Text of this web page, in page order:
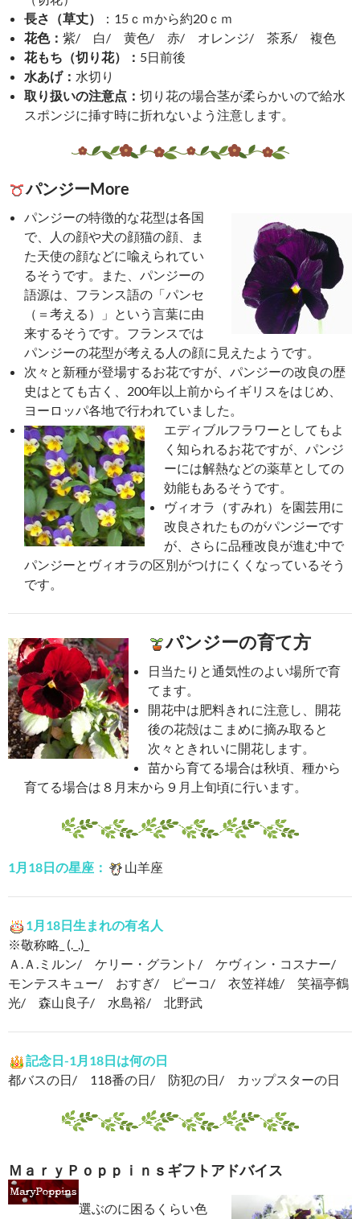
長さ（草丈）
：15ｃｍから約20ｃｍ
花色： 紫/ 白/ 黄色/ 赤/ オレンジ/ 茶系/ 複色
花もち（切り花）： 5日前後
水あげ： 水切り
取り扱いの注意点： 切り花の場合茎が柔らかいので給水
スポンジに挿す時に折れないよう注意します。
パンジーMore
パンジーの特徴的な花型は各国
で、人の顔や犬の顔猫の顔、ま
た天使の顔などに喩えられてい
るそうです。また、パンジーの
語源は、フランス語の「パンセ
（＝考える）」という言葉に由
来するそうです。フランスでは
パンジーの花型が考える人の顔に見えたようです。
次々と新種が登場するお花ですが、パンジーの改良の歴
史はとても古く、200年以上前からイギリスをはじめ、
ヨーロッパ各地で行われていました。
エディブルフラワーとしてもよ
く知られるお花ですが、パンジ
ーには解熱などの薬草としての
効能もあるそうです。
ヴィオラ（すみれ）を園芸用に
改良されたものがパンジーです
が、さらに品種改良が進む中で
パンジーとヴィオラの区別がつけにくくなっているそう
です。
パンジーの育て方
日当たりと通気性のよい場所で育
てます。
開花中は肥料きれに注意し、開花
後の花殻はこまめに摘み取ると
次々ときれいに開花します。
苗から育てる場合は秋頃、種から
育てる場合は８月末から９月上旬頃に行います。
1月18日の星座： 山羊座
1月18日生まれの有名人
※敬称略_ (._.)_
Ａ.Ａ.ミルン/ ケリー・グラント/ ケヴィン・コスナー/
モンテスキュー/ おすぎ/ ピーコ/ 衣笠祥雄/ 笑福亭鶴
光/ 森山良子/ 水島裕/ 北野武
記念日-1月18日は何の日
都バスの日/ 118番の日/ 防犯の日/ カップスターの日
ＭａｒｙＰｏｐｐｉｎｓギフトアドバイス
選ぶのに困るくらい色